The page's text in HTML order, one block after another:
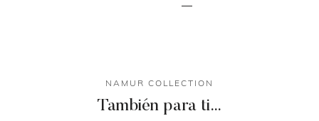
NAMUR COLLECTION
También para ti…